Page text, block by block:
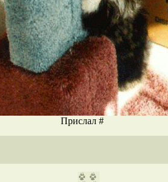
Прислал #